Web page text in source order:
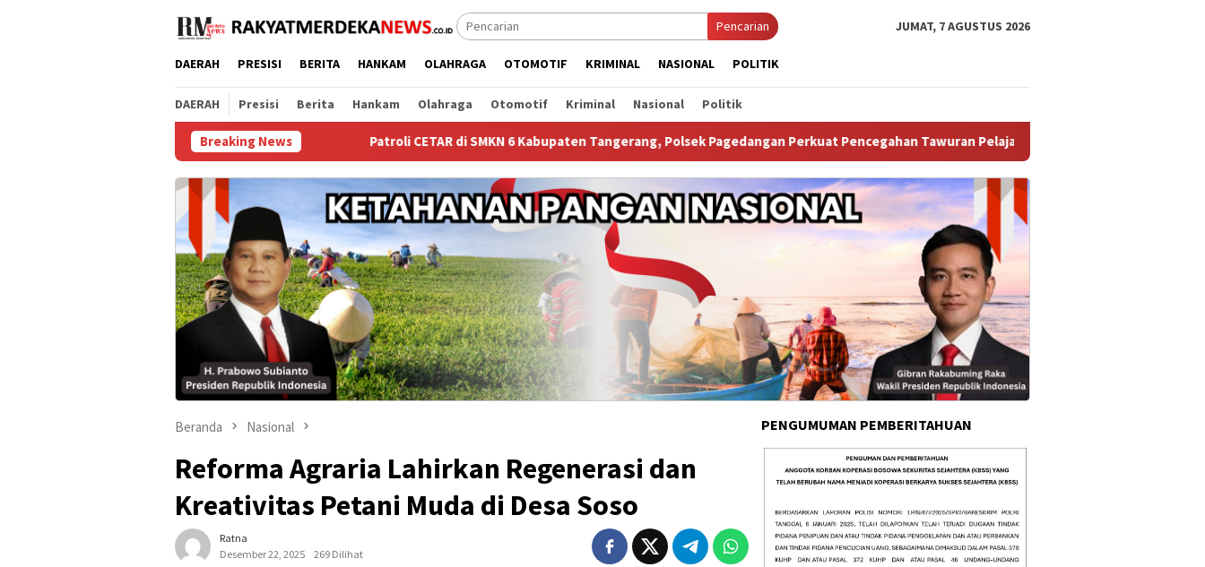
Pencarian JUMAT, 7 AGUSTUS 2026
DAERAH PRESISI BERITA HANKAM OLAHRAGA OTOMOTIF KRIMINAL NASIONAL POLITIK
DAERAH Presisi Berita Hankam Olahraga Otomotif Kriminal Nasional Politik
Breaking NewsPatroli CETAR di SMKN 6 Kabupaten Tangerang, Polsek Pagedangan Perkuat Pencegahan Tawuran Pelajar Gagal Total Cari Cuan Haram! Empat
Beranda Nasional
Reforma Agraria Lahirkan Regenerasi dan
Kreativitas Petani Muda di Desa Soso
Ratna
Desember 22, 2025
269 Dilihat
PENGUMUMAN PEMBERITAHUAN